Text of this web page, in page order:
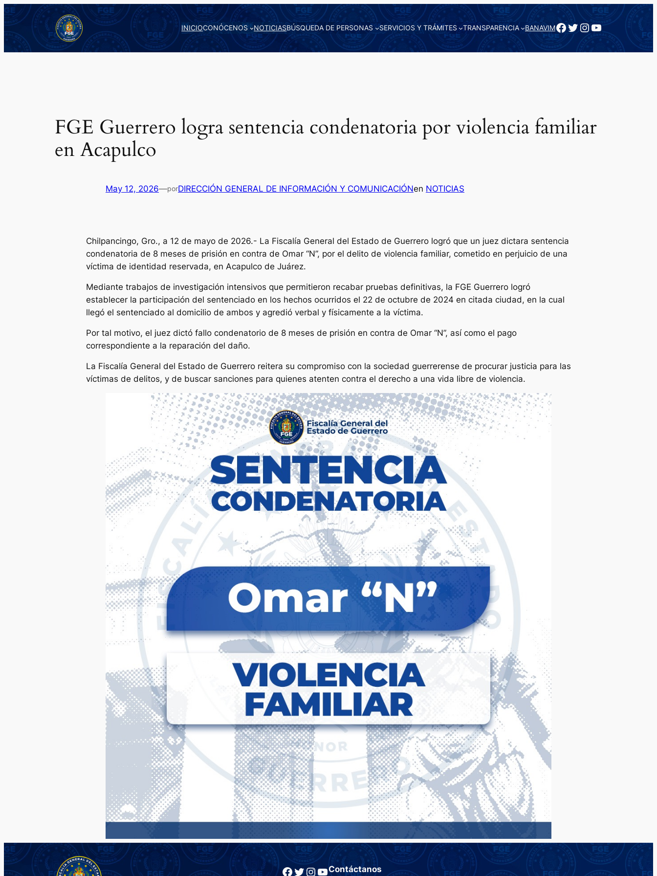
Saltar
al
contenido
INICIOCONÓCENOS NOTICIASBÚSQUEDA DE PERSONAS SERVICIOS Y TRÁMITES TRANSPARENCIA BANAVIMFacebook
Twitter
Instagram
YouTube
FGE Guerrero logra sentencia condenatoria por violencia familiar
en Acapulco
May 12, 2026—porDIRECCIÓN GENERAL DE INFORMACIÓN Y COMUNICACIÓNen NOTICIAS
Chilpancingo, Gro., a 12 de mayo de 2026.- La Fiscalía General del Estado de Guerrero logró que un juez dictara sentencia
condenatoria de 8 meses de prisión en contra de Omar “N”, por el delito de violencia familiar, cometido en perjuicio de una
víctima de identidad reservada, en Acapulco de Juárez.
Mediante trabajos de investigación intensivos que permitieron recabar pruebas definitivas, la FGE Guerrero logró
establecer la participación del sentenciado en los hechos ocurridos el 22 de octubre de 2024 en citada ciudad, en la cual
llegó el sentenciado al domicilio de ambos y agredió verbal y físicamente a la víctima.
Por tal motivo, el juez dictó fallo condenatorio de 8 meses de prisión en contra de Omar “N”, así como el pago
correspondiente a la reparación del daño.
La Fiscalía General del Estado de Guerrero reitera su compromiso con la sociedad guerrerense de procurar justicia para las
víctimas de delitos, y de buscar sanciones para quienes atenten contra el derecho a una vida libre de violencia.
Facebook Twitter InstagramYouTube Contáctanos